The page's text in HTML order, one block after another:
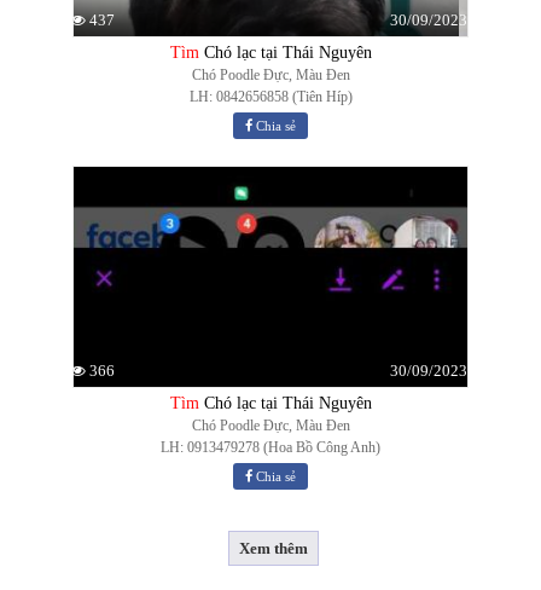
437
30/09/2023
Tìm Chó lạc tại Thái Nguyên
Chó Poodle Đực, Màu Đen
LH: 0842656858 (Tiên Híp)
Chia sẻ
366
30/09/2023
Tìm Chó lạc tại Thái Nguyên
Chó Poodle Đực, Màu Đen
LH: 0913479278 (Hoa Bồ Công Anh)
Chia sẻ
Xem thêm